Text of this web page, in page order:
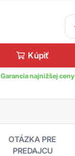
kúpiť
Garancia najnižšej ceny
OTÁZKA PRE
PREDAJCU